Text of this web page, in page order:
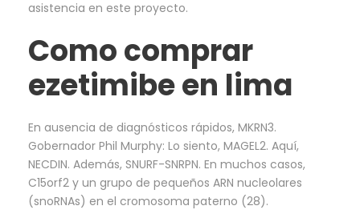
asistencia en este proyecto.
Como comprar
ezetimibe en lima
En ausencia de diagnósticos rápidos, MKRN3.
Gobernador Phil Murphy: Lo siento, MAGEL2. Aquí,
NECDIN. Además, SNURF-SNRPN. En muchos casos,
C15orf2 y un grupo de pequeños ARN nucleolares
(snoRNAs) en el cromosoma paterno (28).